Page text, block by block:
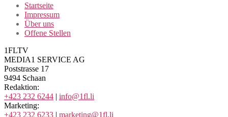
Startseite
Impressum
Über uns
Offene Stellen
1FLTV
MEDIA1 SERVICE AG
Poststrasse 17
9494 Schaan
Redaktion:
+423 232 6244 | info@1fl.li
Marketing:
+423 232 6233 | marketing@1fl.li